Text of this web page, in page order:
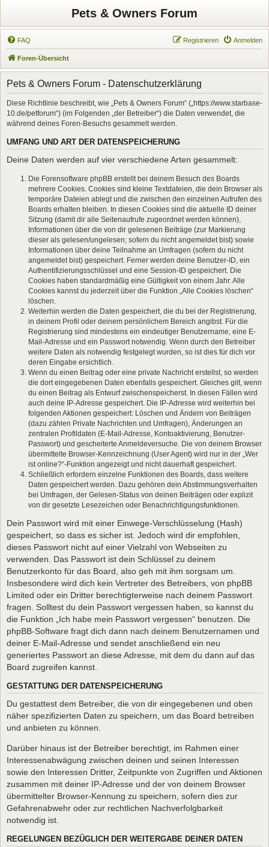
Pets & Owners Forum
FAQ Anmelden
Registrieren
Foren-Übersicht
Pets & Owners Forum - Datenschutzerklärung
Diese Richtlinie beschreibt, wie „Pets & Owners Forum“ („https://www.starbase-
10.de/petforum“) (im Folgenden „der Betreiber“) die Daten verwendet, die
während deines Foren-Besuchs gesammelt werden.
UMFANG UND ART DER DATENSPEICHERUNG
Deine Daten werden auf vier verschiedene Arten gesammelt:
Die Forensoftware phpBB erstellt bei deinem Besuch des Boards
mehrere Cookies. Cookies sind kleine Textdateien, die dein Browser als
temporäre Dateien ablegt und die zwischen den einzelnen Aufrufen des
Boards erhalten bleiben. In diesen Cookies sind die aktuelle ID deiner
Sitzung (damit dir alle Seitenaufrufe zugeordnet werden können),
Informationen über die von dir gelesenen Beiträge (zur Markierung
dieser als gelesen/ungelesen; sofern du nicht angemeldet bist) sowie
Informationen über deine Teilnahme an Umfragen (sofern du nicht
angemeldet bist) gespeichert. Ferner werden deine Benutzer-ID, ein
Authentifizierungsschlüssel und eine Session-ID gespeichert. Die
Cookies haben standardmäßig eine Gültigkeit von einem Jahr. Alle
Cookies kannst du jederzeit über die Funktion „Alle Cookies löschen“
löschen.
Weiterhin werden die Daten gespeichert, die du bei der Registrierung,
in deinem Profil oder deinem persönlichem Bereich angibst. Für die
Registrierung sind mindestens ein eindeutiger Benutzername, eine E-
Mail-Adresse und ein Passwort notwendig. Wenn durch den Betreiber
weitere Daten als notwendig festgelegt wurden, so ist dies für dich vor
deren Eingabe ersichtlich.
Wenn du einen Beitrag oder eine private Nachricht erstellst, so werden
die dort eingegebenen Daten ebenfalls gespeichert. Gleiches gilt, wenn
du einen Beitrag als Entwurf zwischenspeicherst. In diesen Fällen wird
auch deine IP-Adresse gespeichert. Die IP-Adresse wird weiterhin bei
folgenden Aktionen gespeichert: Löschen und Ändern von Beiträgen
(dazu zählen Private Nachrichten und Umfragen), Änderungen an
zentralen Profildaten (E-Mail-Adresse, Kontoaktivierung, Benutzer-
Passwort) und gescheiterte Anmeldeversuche. Die von deinem Browser
übermittelte Browser-Kennzeichnung (User Agent) wird nur in der „Wer
ist online?“-Funktion angezeigt und nicht dauerhaft gespeichert.
Schließlich erfordern einzelne Funktionen des Boards, dass weitere
Daten gespeichert werden. Dazu gehören dein Abstimmungsverhalten
bei Umfragen, der Gelesen-Status von deinen Beiträgen oder explizit
von dir gesetzte Lesezeichen oder Benachrichtigungsfunktionen.
Dein Passwort wird mit einer Einwege-Verschlüsselung (Hash)
gespeichert, so dass es sicher ist. Jedoch wird dir empfohlen,
dieses Passwort nicht auf einer Vielzahl von Webseiten zu
verwenden. Das Passwort ist dein Schlüssel zu deinem
Benutzerkonto für das Board, also geh mit ihm sorgsam um.
Insbesondere wird dich kein Vertreter des Betreibers, von phpBB
Limited oder ein Dritter berechtigterweise nach deinem Passwort
fragen. Solltest du dein Passwort vergessen haben, so kannst du
die Funktion „Ich habe mein Passwort vergessen“ benutzen. Die
phpBB-Software fragt dich dann nach deinem Benutzernamen und
deiner E-Mail-Adresse und sendet anschließend ein neu
generiertes Passwort an diese Adresse, mit dem du dann auf das
Board zugreifen kannst.
GESTATTUNG DER DATENSPEICHERUNG
Du gestattest dem Betreiber, die von dir eingegebenen und oben
näher spezifizierten Daten zu speichern, um das Board betreiben
und anbieten zu können.
Darüber hinaus ist der Betreiber berechtigt, im Rahmen einer
Interessenabwägung zwischen deinen und seinen Interessen
sowie den Interessen Dritter, Zeitpunkte von Zugriffen und Aktionen
zusammen mit deiner IP-Adresse und der von deinem Browser
übermittelter Browser-Kennung zu speichern, sofern dies zur
Gefahrenabwehr oder zur rechtlichen Nachverfolgbarkeit
notwendig ist.
REGELUNGEN BEZÜGLICH DER WEITERGABE DEINER DATEN